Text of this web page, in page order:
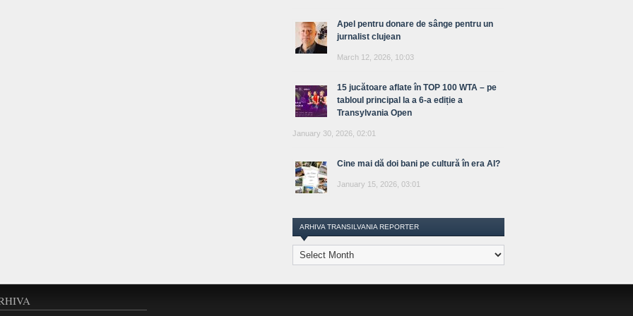
Apel pentru donare de sânge pentru un
jurnalist clujean
March 12, 2026, 10:03
15 jucătoare aflate în TOP 100 WTA – pe
tabloul principal la a 6-a ediție a
Transylvania Open
January 30, 2026, 02:01
Cine mai dă doi bani pe cultură în era AI?
January 15, 2026, 03:01
ARHIVA TRANSILVANIA REPORTER
Arhiva
Transilvania